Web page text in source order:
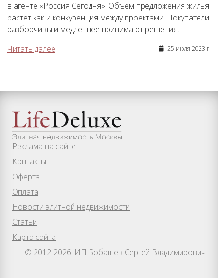
в агенте «Россия Сегодня». Объем предложения жилья
растет как и конкуренция между проектами. Покупатели
разборчивы и медленнее принимают решения.
Читать далее
25 июля 2023 г.
Реклама на сайте
Контакты
Оферта
Оплата
Новости элитной недвижимости
Статьи
Карта сайта
© 2012-2026. ИП Бобашев Сергей Владимирович